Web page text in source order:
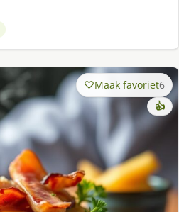
Maak favoriet6
👍